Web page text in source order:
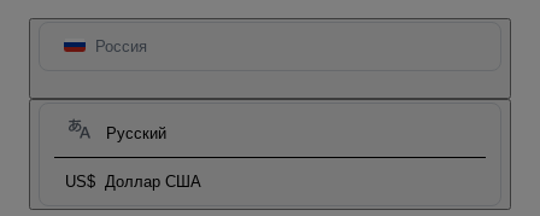
Россия
Русский
US$ Доллар США